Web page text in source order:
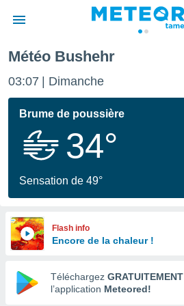
de
en
Météo Bushehr
03:07 Dimanche
Brume de poussière
34°
Sensation de 49°
Flash info
Encore de la chaleur !
Téléchargez GRATUITEMENT
l’application Meteored!